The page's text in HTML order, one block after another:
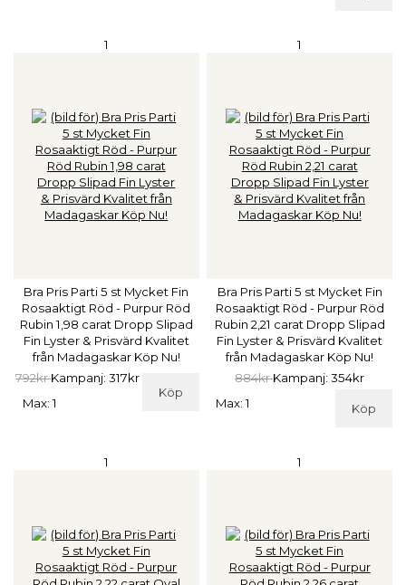
1
Bra Pris Parti 5 st Mycket Fin
Rosaaktigt Röd - Purpur Röd
Rubin 1,98 carat Dropp Slipad
Fin Lyster & Prisvärd Kvalitet
från Madagaskar Köp Nu!
792krKampanj: 317kr
Köp
Max: 1
1
Bra Pris Parti 5 st Mycket Fin
Rosaaktigt Röd - Purpur Röd
Rubin 2,21 carat Dropp Slipad
Fin Lyster & Prisvärd Kvalitet
från Madagaskar Köp Nu!
884krKampanj: 354kr
Köp
Max: 1
1 1